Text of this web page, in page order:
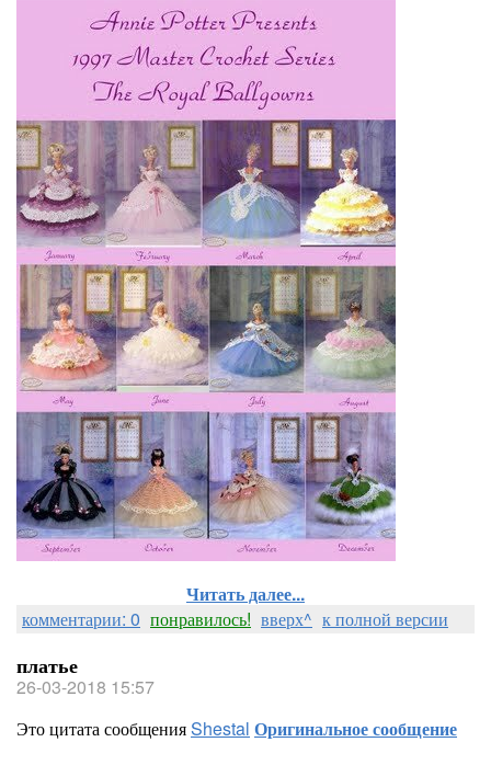
Читать далее...
комментарии: 0 понравилось! вверх^ к полной версии
платье
26-03-2018 15:57
Это цитата сообщенияShestal Оригинальное сообщение